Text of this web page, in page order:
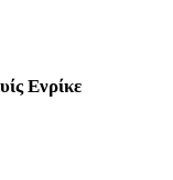
Ενρίκε